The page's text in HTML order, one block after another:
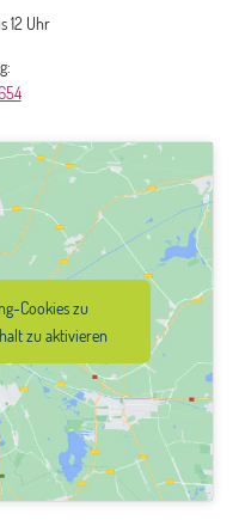
12 Uhr
Cookies zu
zu aktivieren